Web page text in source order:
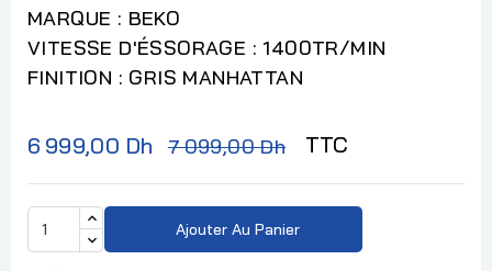
MARQUE : BEKO
VITESSE D'ÉSSORAGE : 1400TR/MIN
FINITION : GRIS MANHATTAN
6 999,00 Dh 7 099,00 Dh TTC
Ajouter Au Panier